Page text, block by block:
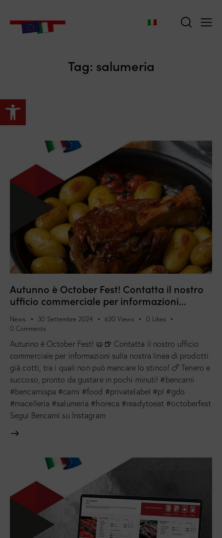
Apri la barra degli strumenti
Tag: salumeria
Autunno è October Fest! Contatta il nostro
ufficio commerciale per informazioni…
News 30 Settembre 2024 630 Views 0 Likes
0 Comments
Autunno è October Fest! 🥨🍺 Contatta il nostro ufficio
commerciale per informazioni sulla nostra linea di prodotti
già cotti, tra i quali non può mancare lo stinco! 🍗 Tenero e
succoso, pronto da gustare in pochi minuti! #bencarni
#bencarnispa #carni #food #privatelabel #pl #gdo
#macelleria #salumeria #horeca #readytoeat #octoberfest
Segui Bencarni su Instagram